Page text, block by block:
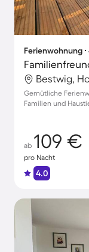
Ferienwohnung ∙
Bestwig,
Gemütliche
Familien und
ab 109 €
pro Nacht
4.0